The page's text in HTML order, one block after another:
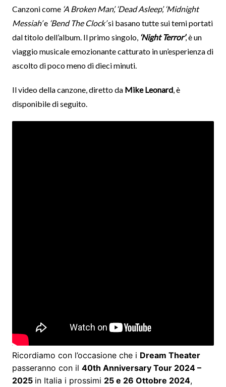
Canzoni come ‘A Broken Man’, ‘Dead Asleep’, ‘Midnight
Messiah’e ‘Bend The Clock’si basano tutte sui temi portati
dal titolo dell’album. Il primo singolo, ‘Night Terror’, è un
viaggio musicale emozionante catturato in un’esperienza di
ascolto di poco meno di dieci minuti.
Il video della canzone, diretto da Mike Leonard, è
disponibile di seguito.
Ricordiamo con l’occasione che i Dream Theater
passeranno con il 40th Anniversary Tour 2024 –
2025 in Italia i prossimi 25 e 26 Ottobre 2024,